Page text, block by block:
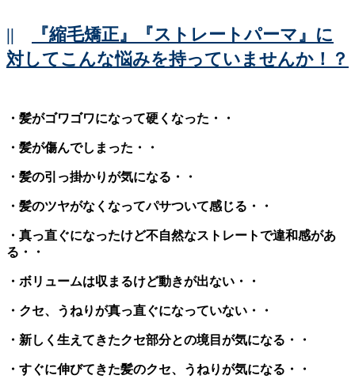
||
『縮毛矯正』『ストレートパーマ』に
対してこんな悩みを持っていませんか！？
・髪がゴワゴワになって硬くなった・・
・髪が傷んでしまった・・
・髪の引っ掛かりが気になる・・
・髪のツヤがなくなってパサついて感じる・・
・真っ直ぐになったけど不自然なストレートで違和感があ
る・・
・ボリュームは収まるけど動きが出ない・・
・クセ、うねりが真っ直ぐになっていない・・
・新しく生えてきたクセ部分との境目が気になる・・
・すぐに伸びてきた髪のクセ、うねりが気になる・・